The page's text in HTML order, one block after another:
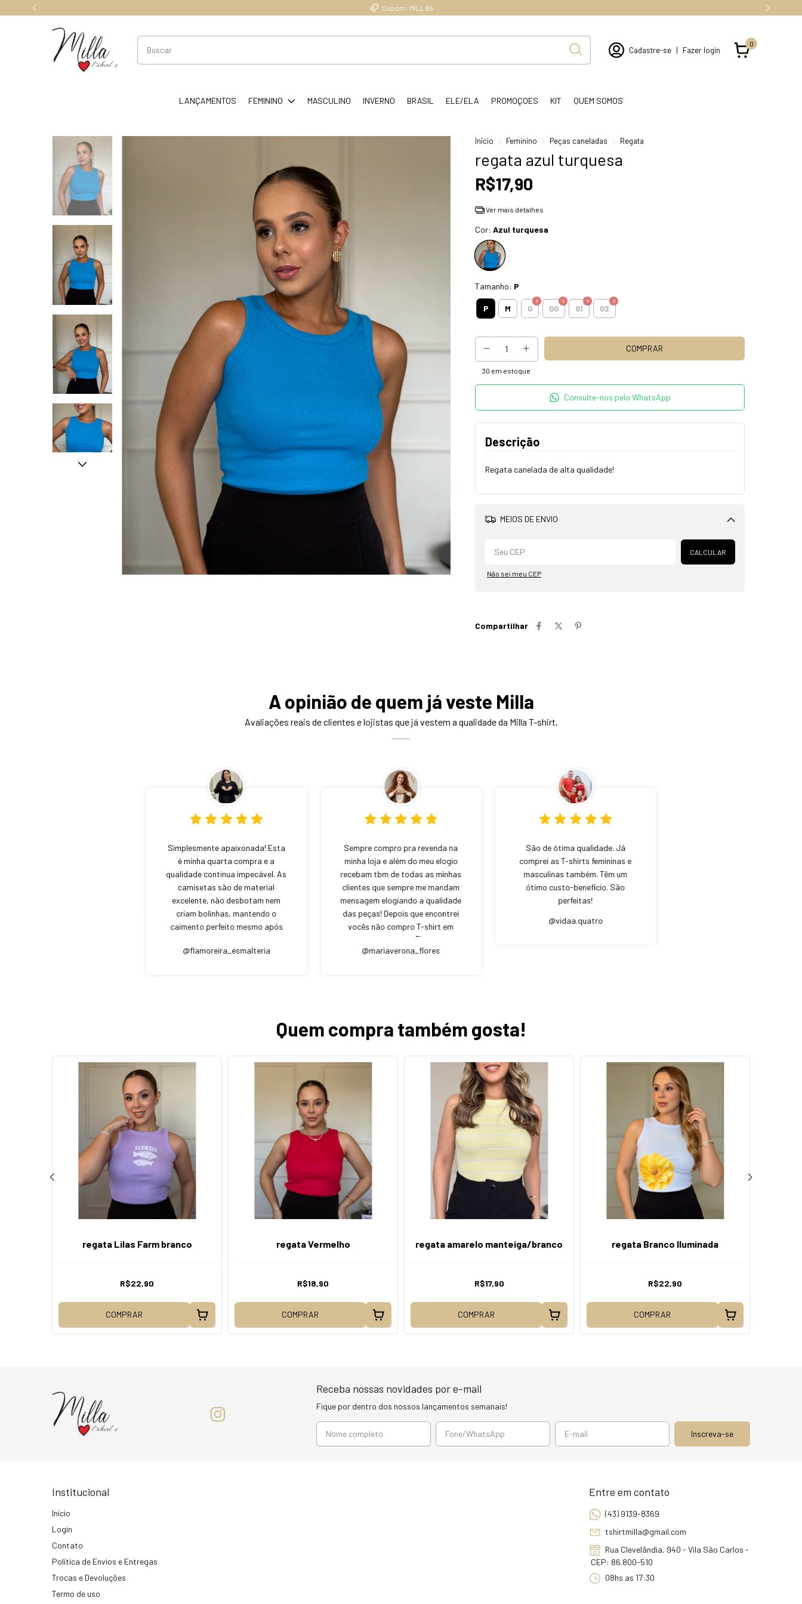
Cupom: MILLA5
Cadastre-se | Fazer login
0
LANÇAMENTOS FEMININO MASCULINO INVERNO BRASIL ELE/ELA PROMOÇOES KIT QUEM SOMOS
Início Feminino Peças caneladas Regata
regata azul turquesa
R$17,90
Ver mais detalhes
Cor: Azul turquesa
Tamanho: P
P M G GG G1 G2
30 em estoque
Consulte-nos pelo WhatsApp
Descrição
Regata canelada de alta qualidade!
MEIOS DE ENVIO
Alterar CEP
CALCULAR
Não sei meu CEP
Compartilhar
A opinião de quem já veste Milla
Avaliações reais de clientes e lojistas que já vestem a qualidade da Milla T-shirt.
Simplesmente apaixonada! Esta
é minha quarta compra e a
qualidade continua impecável. As
camisetas são de material
excelente, não desbotam nem
criam bolinhas, mantendo o
caimento perfeito mesmo após
entrega foi super-rápida e a
@flamoreira_esmalteria
Sempre compro pra revenda na
minha loja e além do meu elogio
recebam tbm de todas as minhas
clientes que sempre me mandam
mensagem elogiando a qualidade
das peças! Depois que encontrei
vocês não compro T-shirt em
outro lugar 🥰♥️
@mariaverona_flores
São de ótima qualidade. Já
comprei as T-shirts femininas e
masculinas também. Têm um
ótimo custo-benefício. São
perfeitas!
@vidaa.quatro
Quem compra também gosta!
regata Lilas Farm branco
R$22,90
COMPRAR
regata Vermelho
R$18,90
COMPRAR
regata amarelo manteiga/branco
R$17,90
COMPRAR
regata Branco Iluminada
R$22,90
COMPRAR
Receba nossas novidades por e-mail
Fique por dentro dos nossos lançamentos semanais!
Institucional
Início
Login
Contato
Política de Envios e Entregas
Trocas e Devoluções
Termo de uso
Entre em contato
(43) 9139-8369
tshirtmilla@gmail.com
Rua Clevelândia, 940 - Vila São Carlos -
CEP: 86.800-510
08hs as 17:30